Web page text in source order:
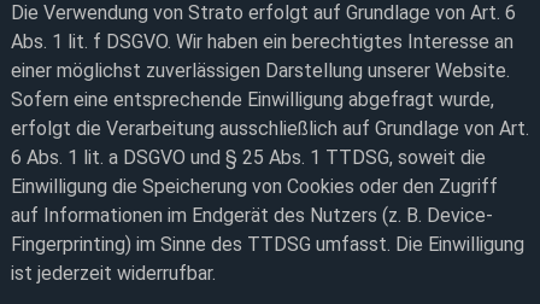
Die Verwendung von Strato erfolgt auf Grundlage von Art. 6
Abs. 1 lit. f DSGVO. Wir haben ein berechtigtes Interesse an
einer möglichst zuverlässigen Darstellung unserer Website.
Sofern eine entsprechende Einwilligung abgefragt wurde,
erfolgt die Verarbeitung ausschließlich auf Grundlage von Art.
6 Abs. 1 lit. a DSGVO und § 25 Abs. 1 TTDSG, soweit die
Einwilligung die Speicherung von Cookies oder den Zugriff
auf Informationen im Endgerät des Nutzers (z. B. Device-
Fingerprinting) im Sinne des TTDSG umfasst. Die Einwilligung
ist jederzeit widerrufbar.